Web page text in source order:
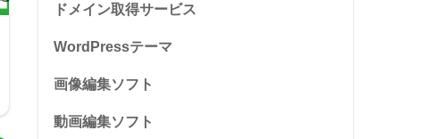
ドメイン取得サービス
WordPressテーマ
画像編集ソフト
動画編集ソフト